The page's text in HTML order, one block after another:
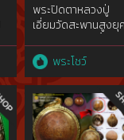
พระปิดตาหลวงปู่
เอี่ยมวัดสะพานสูงยุค
คลุกรักชันยาเรือ
พิมพ์พนมมือหน้า
เดียว{rare show}รัก
กว่าร้อยปี
พระโชว์